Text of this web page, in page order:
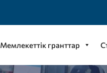
Мемлекеттік гранттар